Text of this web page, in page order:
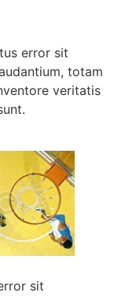
error sit
totam
veritatis
sit